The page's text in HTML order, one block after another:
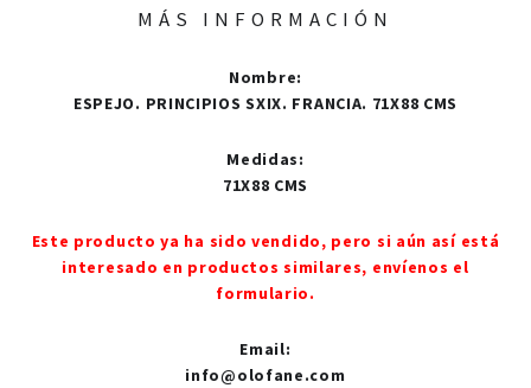
MÁS INFORMACIÓN
Nombre:
ESPEJO. PRINCIPIOS SXIX. FRANCIA. 71X88 CMS
Medidas:
71X88 CMS
Este producto ya ha sido vendido, pero si aún así está
interesado en productos similares, envíenos el
formulario.
Email:
info@olofane.com